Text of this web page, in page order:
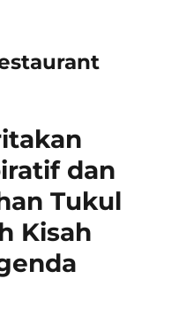
dan
Tukul
Kisah